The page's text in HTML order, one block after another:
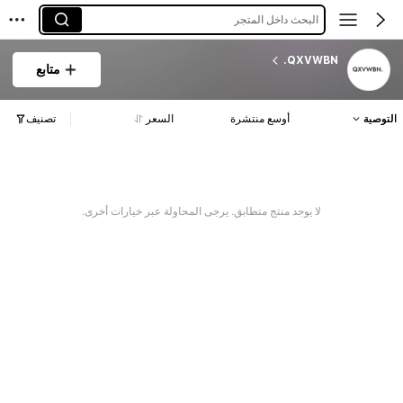
البحث داخل المتجر
QXVWBN.
متابع
التوصية أوسع منتشرة السعر تصنيف
لا يوجد منتج متطابق. يرجى المحاولة عبر خيارات أخرى.